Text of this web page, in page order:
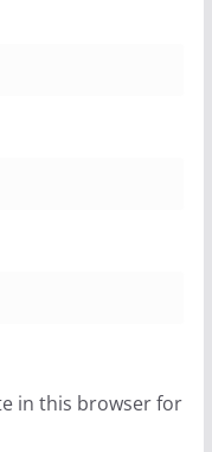
in this browser for